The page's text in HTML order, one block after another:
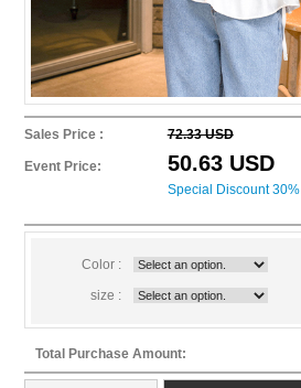
Sales Price : 72.33 USD
Event Price: 50.63 USD
Special Discount 30%
Color :
size :
Total Purchase Amount: